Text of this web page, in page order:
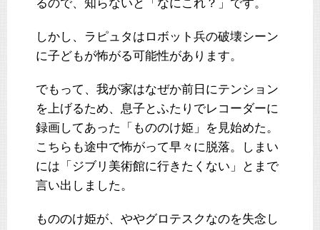
るので、知らないと「なにこれ？」です。
しかし、ラピュタはロボット兵の破壊シーン
に子どもが怖がる可能性があります。
でもって、我が家はなぜか前日にテンション
を上げるため、息子とふたりでレコーダーに
録画してあった「もののけ姫」を見始めた。
こちらも途中で怖がって早々に脱落。しまい
には「ジブリ美術館に行きたくない」とまで
言い出しました。
もののけ姫が、ややグロテスクなのを失念し